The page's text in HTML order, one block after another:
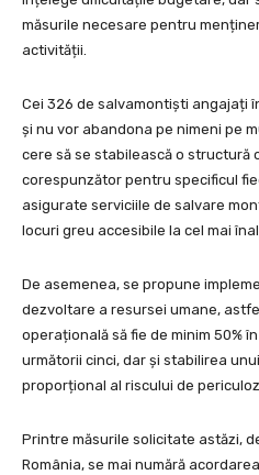
măsurile necesare pentru
activității.
Cei 326 de salvamontiști angajați
și nu vor abandona pe nimeni pe
cere să se stabilească o structură
corespunzător pentru specificul
asigurate serviciile de salvare
locuri greu accesibile la cel mai
De asemenea, se propune
dezvoltare a resursei umane,
operațională să fie de minim 50%
următorii cinci, dar și stabilirea
proporțional al riscului de
Printre măsurile solicitate astăzi,
România, se mai numără